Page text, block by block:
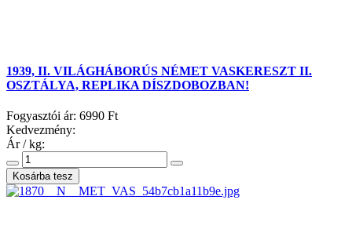
1939, II. VILÁGHÁBORÚS NÉMET VASKERESZT II.
OSZTÁLYA, REPLIKA DÍSZDOBOZBAN!
Fogyasztói ár: 6990 Ft
Kedvezmény:
Ár / kg: